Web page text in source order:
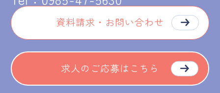
資料請求・お問い合わせ
求人のご応募はこちら